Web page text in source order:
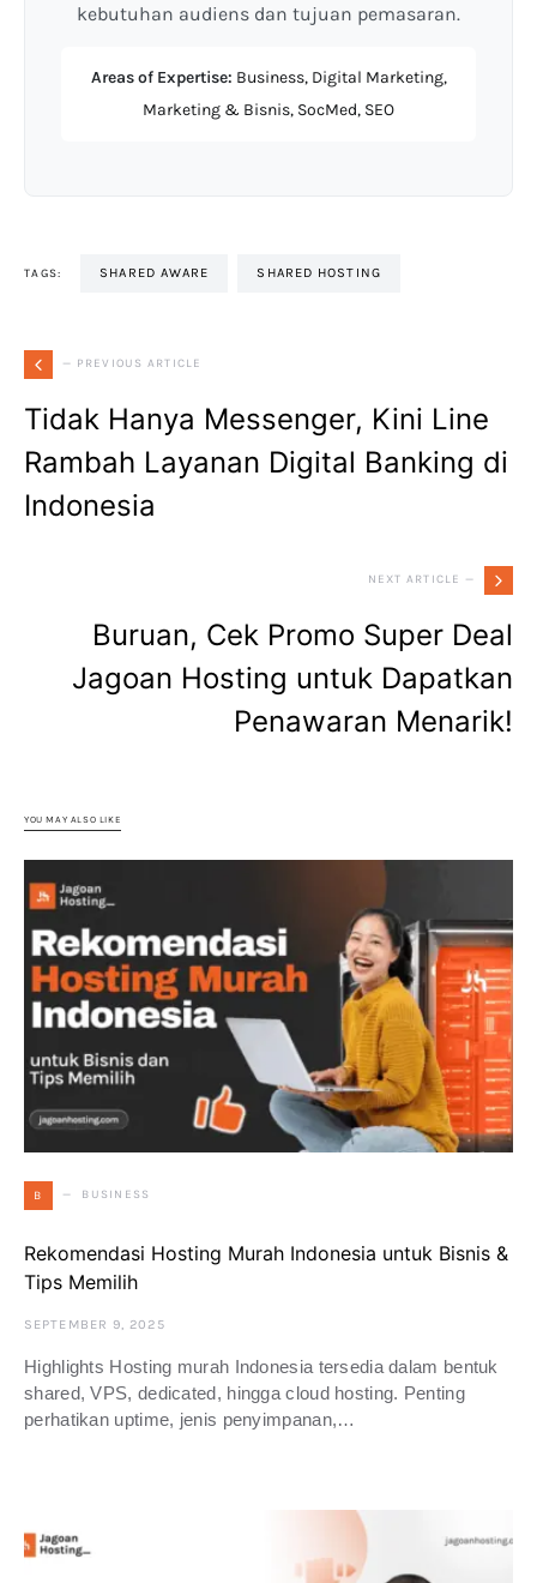
kebutuhan audiens dan tujuan pemasaran.
Areas of Expertise: Business, Digital Marketing,
Marketing & Bisnis, SocMed, SEO
TAGS: SHARED AWARE SHARED HOSTING
— PREVIOUS ARTICLE
Tidak Hanya Messenger, Kini Line
Rambah Layanan Digital Banking di
Indonesia
NEXT ARTICLE —
Buruan, Cek Promo Super Deal
Jagoan Hosting untuk Dapatkan
Penawaran Menarik!
YOU MAY ALSO LIKE
B BUSINESS
Rekomendasi Hosting Murah Indonesia untuk Bisnis &
Tips Memilih
SEPTEMBER 9, 2025
Highlights Hosting murah Indonesia tersedia dalam bentuk
shared, VPS, dedicated, hingga cloud hosting. Penting
perhatikan uptime, jenis penyimpanan,…